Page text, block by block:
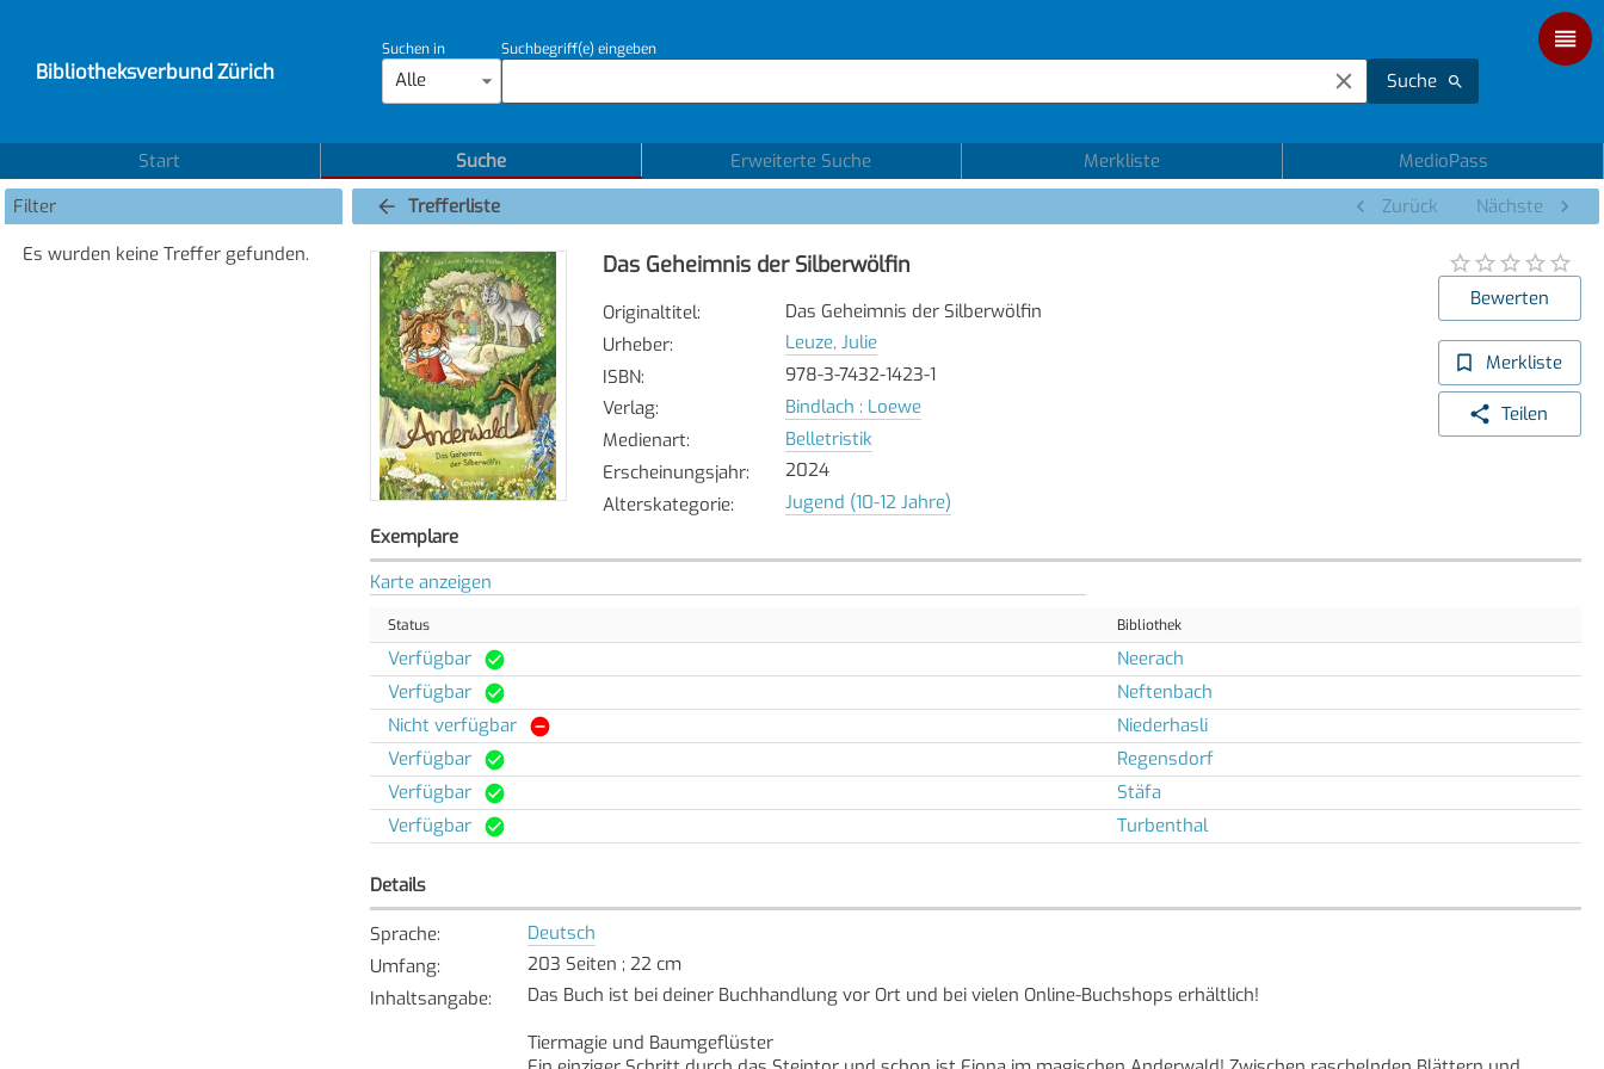
Bibliotheksverbund Zürich
Suchen in
Alle
Suchbegriff(e) eingeben
Suche
Start Suche Erweiterte Suche Merkliste
MedioPass
Filter
Es wurden keine Treffer gefunden.
Trefferliste Zurück Nächste
Das Geheimnis der Silberwölfin
Originaltitel:
Das Geheimnis der Silberwölfin
Urheber:
Leuze, Julie
ISBN:
978-3-7432-1423-1
Verlag:
Bindlach : Loewe
Medienart:
Belletristik
Erscheinungsjahr:
2024
Alterskategorie: Jugend (10-12 Jahre)
Bewerten
Merkliste
Teilen
Exemplare
Karte anzeigen
Status Bibliothek
Verfügbar
Neerach
Verfügbar
Neftenbach
Nicht verfügbar
Niederhasli
Verfügbar
Regensdorf
Verfügbar
Stäfa
Verfügbar
Turbenthal
Details
Sprache:
Deutsch
Umfang:
203 Seiten ; 22 cm
Inhaltsangabe:
Das Buch ist bei deiner Buchhandlung vor Ort und bei vielen Online-Buchshops erhältlich!
Tiermagie und Baumgeflüster